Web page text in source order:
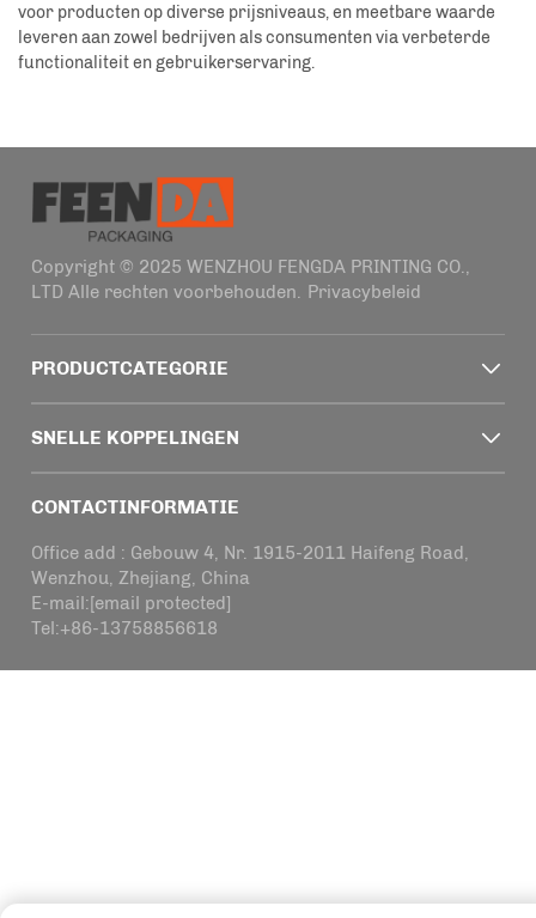
voor producten op diverse prijsniveaus, en meetbare waarde
leveren aan zowel bedrijven als consumenten via verbeterde
functionaliteit en gebruikerservaring.
Copyright © 2025 WENZHOU FENGDA PRINTING CO.,
LTD Alle rechten voorbehouden. Privacybeleid
PRODUCTCATEGORIE
SNELLE KOPPELINGEN
CONTACTINFORMATIE
Office add : Gebouw 4, Nr. 1915-2011 Haifeng Road,
Wenzhou, Zhejiang, China
E-mail:[email protected]
Tel:+86-13758856618